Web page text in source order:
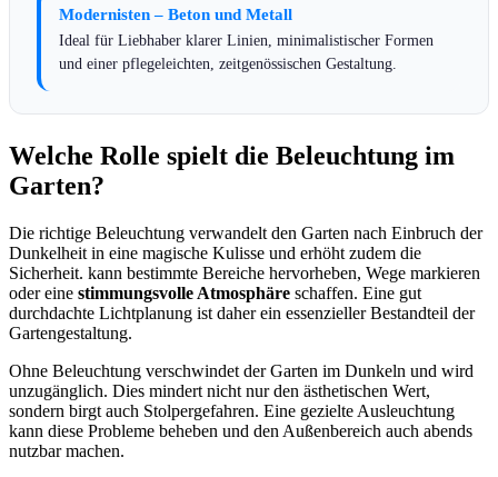
Modernisten – Beton und Metall
Ideal für Liebhaber klarer Linien, minimalistischer Formen
und einer pflegeleichten, zeitgenössischen Gestaltung.
Welche Rolle spielt die Beleuchtung im
Garten?
Die richtige Beleuchtung verwandelt den Garten nach Einbruch der
Dunkelheit in eine magische Kulisse und erhöht zudem die
Sicherheit. kann bestimmte Bereiche hervorheben, Wege markieren
oder eine stimmungsvolle Atmosphäre schaffen. Eine gut
durchdachte Lichtplanung ist daher ein essenzieller Bestandteil der
Gartengestaltung.
Ohne Beleuchtung verschwindet der Garten im Dunkeln und wird
unzugänglich. Dies mindert nicht nur den ästhetischen Wert,
sondern birgt auch Stolpergefahren. Eine gezielte Ausleuchtung
kann diese Probleme beheben und den Außenbereich auch abends
nutzbar machen.